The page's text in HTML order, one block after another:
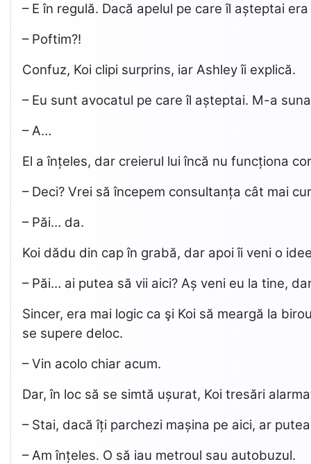
– E în regulă. Dacă apelul pe care îl așteptai
– Poftim?!
Confuz, Koi clipi surprins, iar Ashley îi explică.
– Eu sunt avocatul pe care îl așteptai. M-a
– A…
El a înțeles, dar creierul lui încă nu funcționa
– Deci? Vrei să începem consultanța cât mai
– Păi… da.
Koi dădu din cap în grabă, dar apoi îi veni o
– Păi… ai putea să vii aici? Aș veni eu la tine,
Sincer, era mai logic ca şi Koi să meargă la
se supere deloc.
– Vin acolo chiar acum.
Dar, în loc să se simtă ușurat, Koi tresări
– Stai, dacă îți parchezi mașina pe aici, ar
– Am înțeles. O să iau metroul sau autobuzul.